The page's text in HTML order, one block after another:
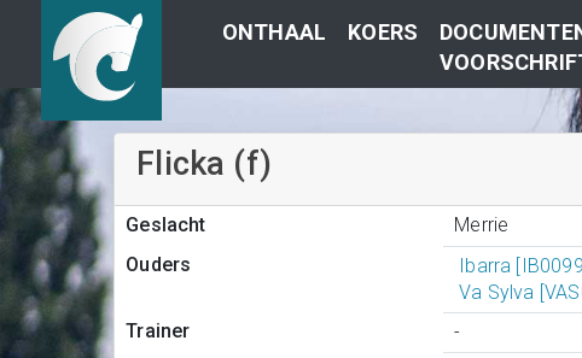
ONTHAAL KOERS
Flicka (f)
Geslacht Merrie
Ouders
Ibarra
Va Sylva
Trainer -